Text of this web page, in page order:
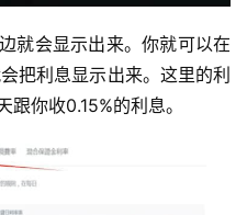
就会显示出来。你就可以在
把利息显示出来。这里的利
你收0.15%的利息。